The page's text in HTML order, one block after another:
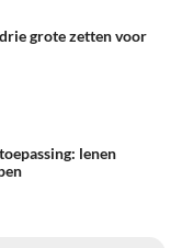
grote zetten voor
lenen